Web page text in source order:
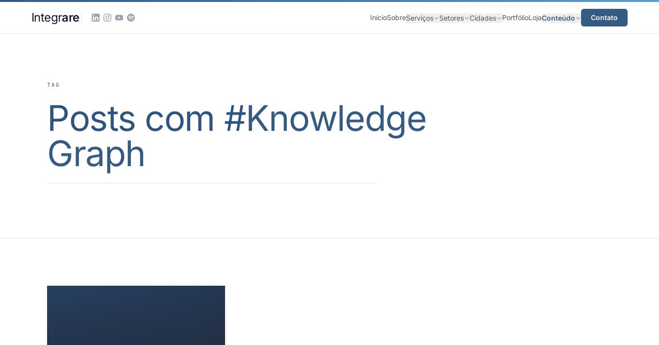
Integrare InícioSobreServiços Setores Cidades PortfólioLojaConteúdo Contato
TAG
Posts com #Knowledge
Graph